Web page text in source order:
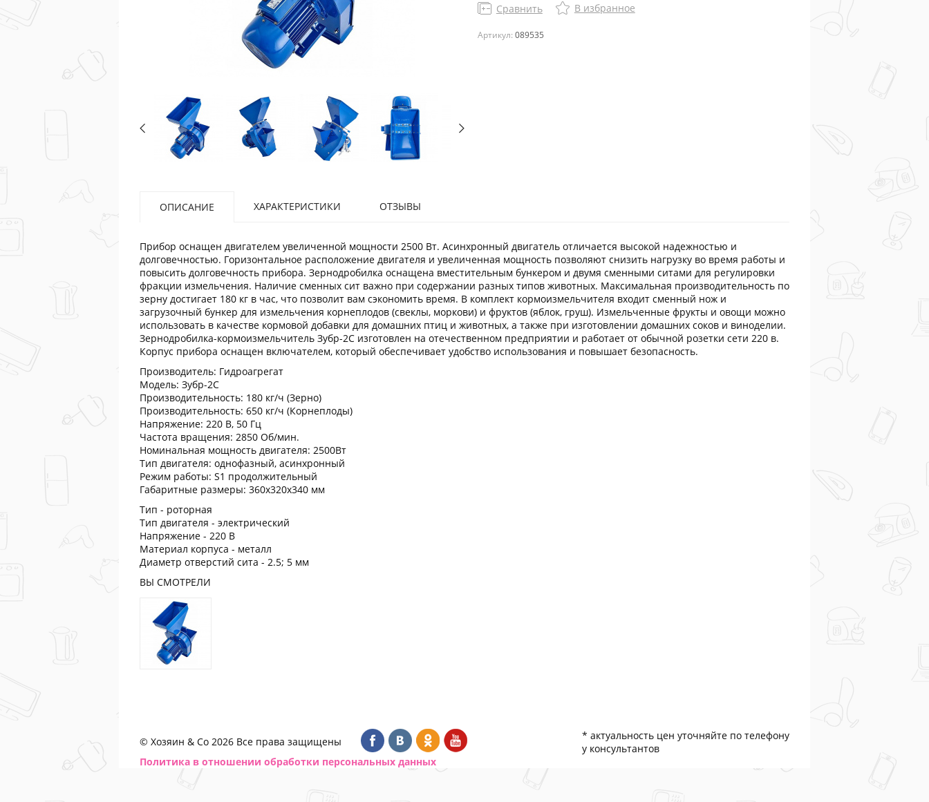
Сравнить В избранное
Артикул: 089535
ОПИСАНИЕ ХАРАКТЕРИСТИКИ ОТЗЫВЫ
Прибор оснащен двигателем увеличенной мощности 2500 Вт. Асинхронный двигатель отличается высокой надежностью и
долговечностью. Горизонтальное расположение двигателя и увеличенная мощность позволяют снизить нагрузку во время работы и
повысить долговечность прибора. Зернодробилка оснащена вместительным бункером и двумя сменными ситами для регулировки
фракции измельчения. Наличие сменных сит важно при содержании разных типов животных. Максимальная производительность по
зерну достигает 180 кг в час, что позволит вам сэкономить время. В комплект кормоизмельчителя входит сменный нож и
загрузочный бункер для измельчения корнеплодов (свеклы, моркови) и фруктов (яблок, груш). Измельченные фрукты и овощи можно
использовать в качестве кормовой добавки для домашних птиц и животных, а также при изготовлении домашних соков и виноделии.
Зернодробилка-кормоизмельчитель Зубр-2С изготовлен на отечественном предприятии и работает от обычной розетки сети 220 в.
Корпус прибора оснащен включателем, который обеспечивает удобство использования и повышает безопасность.
Производитель: Гидроагрегат
Модель: Зубр-2С
Производительность: 180 кг/ч (Зерно)
Производительность: 650 кг/ч (Корнеплоды)
Напряжение: 220 В, 50 Гц
Частота вращения: 2850 Об/мин.
Номинальная мощность двигателя: 2500Вт
Тип двигателя: однофазный, асинхронный
Режим работы: S1 продолжительный
Габаритные размеры: 360х320х340 мм
Тип - роторная
Тип двигателя - электрический
Напряжение - 220 В
Материал корпуса - металл
Диаметр отверстий сита - 2.5; 5 мм
ВЫ СМОТРЕЛИ
© Хозяин & Co 2026 Все права защищены
* актуальность цен уточняйте по телефону
у консультантов
Политика в отношении обработки персональных данных